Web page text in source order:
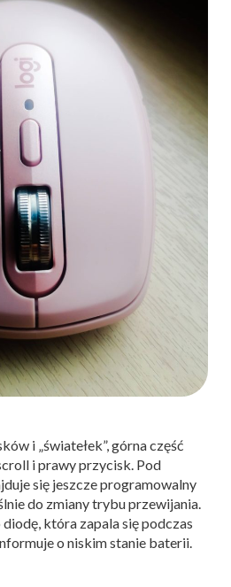
i „światełek”, górna część
i prawy przycisk. Pod
się jeszcze programowalny
do zmiany trybu przewijania.
która zapala się podczas
o niskim stanie baterii.